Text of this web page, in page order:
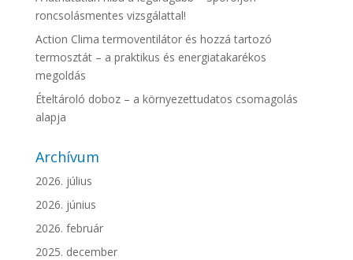
roncsolásmentes vizsgálattal!
Action Clima termoventilátor és hozzá tartozó
termosztát – a praktikus és energiatakarékos
megoldás
Ételtároló doboz – a környezettudatos csomagolás
alapja
Archívum
2026. július
2026. június
2026. február
2025. december